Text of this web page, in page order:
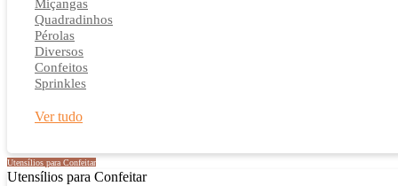
Miçangas
Quadradinhos
Pérolas
Diversos
Confeitos
Sprinkles
Ver tudo
Utensílios para Confeitar
Utensílios para Confeitar